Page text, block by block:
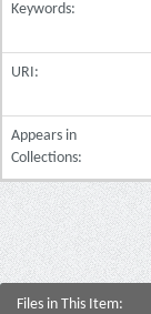
Keywords:
URI:
Appears in
Collections:
Files in This Item: